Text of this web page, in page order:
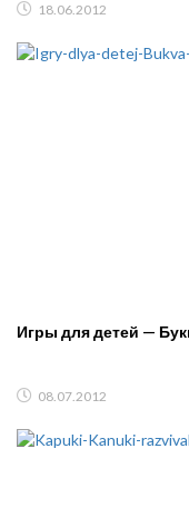
18.06.2012
Игры для детей —
08.07.2012